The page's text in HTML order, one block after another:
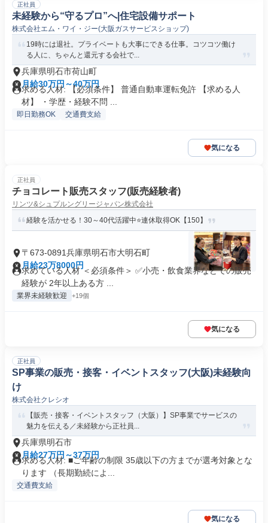
正社員
未経験から“守るプロ”へ|住宅設備サポート
株式会社エム・ワイ・ジー(大阪ガスサービスショップ)
19時には退社。プライベートも大事にできる仕事。コツコツ働け
る人に、ちゃんと還元する会社で...
兵庫県明石市荷山町
月給30万円～40万円
求める人材: 【必須条件】 普通自動車運転免許 【求める人
材】 ・学歴・経験不問 ...
即日勤務OK 交通費支給
気になる
正社員
チョコレート販売スタッフ(販売経験者)
リンツ&シュプルングリージャパン株式会社
経験を活かせる！30～40代活躍中⭐連休取得OK【150】
〒673-0891兵庫県明石市大明石町
月給23万8000円
求めている人材 ＜必須条件＞ ✅小売・飲食業界などでの販売
経験が 2年以上ある方 ...
業界未経験歓迎 +19個
気になる
正社員
SP事業の販売・接客・イベントスタッフ(大阪)未経験向
け
株式会社クレシオ
【販売・接客・イベントスタッフ（大阪）】SP事業でサービスの
魅力を伝える／未経験から正社員...
兵庫県明石市
月給27万円～37万円
求める人材: ■ご年齢の制限 35歳以下の方までが選考対象とな
ります （長期勤続によ...
交通費支給
気になる